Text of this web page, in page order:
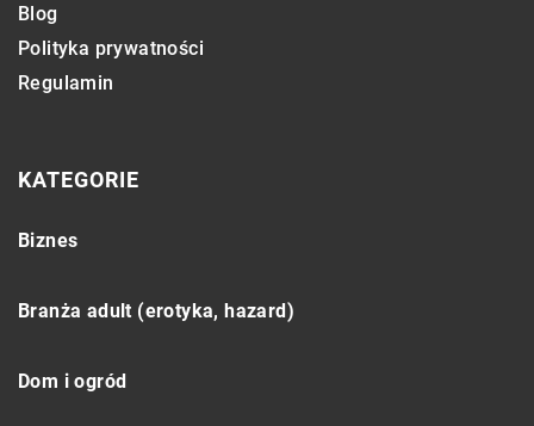
Blog
Polityka prywatności
Regulamin
KATEGORIE
Biznes
Branża adult (erotyka, hazard)
Dom i ogród